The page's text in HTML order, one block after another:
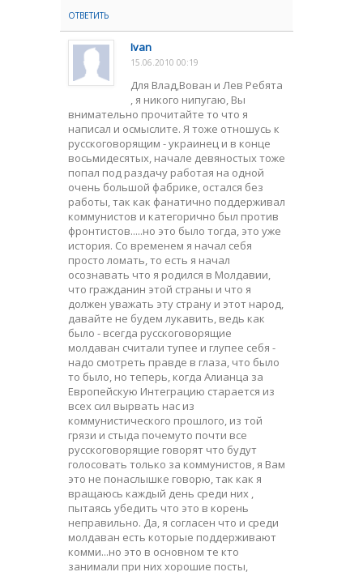
ОТВЕТИТЬ
Ivan
15.06.2010 00:19
Для Влад,Вован и Лев Ребята
, я никого нипугаю, Вы
внимательно прочитайте то что я
написал и осмыслите. Я тоже отношусь к
русскоговорящим - украинец и в конце
восьмидесятых, начале девяностых тоже
попал под раздачу работая на одной
очень большой фабрике, остался без
работы, так как фанатично поддерживал
коммунистов и категорично был против
фронтистов.....но это было тогда, это уже
история. Со временем я начал себя
просто ломать, то есть я начал
осознавать что я родился в Молдавии,
что гражданин этой страны и что я
должен уважать эту страну и этот народ,
давайте не будем лукавить, ведь как
было - всегда русскоговорящие
молдаван считали тупее и глупее себя -
надо смотреть правде в глаза, что было
то было, но теперь, когда Алианца за
Европейскую Интеграцию старается из
всех сил вырвать нас из
коммунистического прошлого, из той
грязи и стыда почемуто почти все
русскоговорящие говорят что будут
голосовать только за коммунистов, я Вам
это не понаслышке говорю, так как я
вращаюсь каждый день среди них ,
пытаясь убедить что это в корень
неправильно. Да, я согласен что и среди
молдаван есть которые поддерживают
комми...но это в основном те кто
занимали при них хорошие посты,